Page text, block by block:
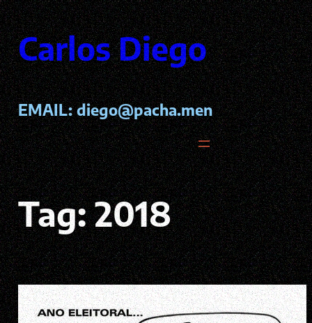
Pular
para
o
conteúdo
Carlos Diego
EMAIL:diego@pacha.men
Tag:2018